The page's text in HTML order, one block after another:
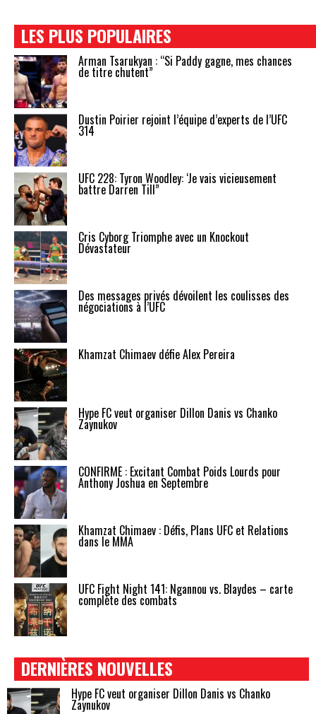
LES PLUS POPULAIRES
Arman Tsarukyan : “Si Paddy gagne, mes chances
de titre chutent”
Dustin Poirier rejoint l’équipe d’experts de l’UFC
314
UFC 228: Tyron Woodley: ‘Je vais vicieusement
battre Darren Till”
Cris Cyborg Triomphe avec un Knockout
Dévastateur
Des messages privés dévoilent les coulisses des
négociations à l’UFC
Khamzat Chimaev défie Alex Pereira
Hype FC veut organiser Dillon Danis vs Chanko
Zaynukov
CONFIRMÉ : Excitant Combat Poids Lourds pour
Anthony Joshua en Septembre
Khamzat Chimaev : Défis, Plans UFC et Relations
dans le MMA
UFC Fight Night 141: Ngannou vs. Blaydes – carte
complète des combats
DERNIÈRES NOUVELLES
Hype FC veut organiser Dillon Danis vs Chanko
Zaynukov